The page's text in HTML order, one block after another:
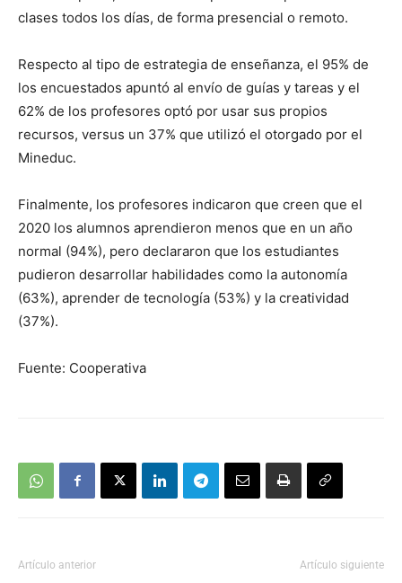
clases todos los días, de forma presencial o remoto.
Respecto al tipo de estrategia de enseñanza, el 95% de
los encuestados apuntó al envío de guías y tareas y el
62% de los profesores optó por usar sus propios
recursos, versus un 37% que utilizó el otorgado por el
Mineduc.
Finalmente, los profesores indicaron que creen que el
2020 los alumnos aprendieron menos que en un año
normal (94%), pero declararon que los estudiantes
pudieron desarrollar habilidades como la autonomía
(63%), aprender de tecnología (53%) y la creatividad
(37%).
Fuente: Cooperativa
Artículo anterior Artículo siguiente